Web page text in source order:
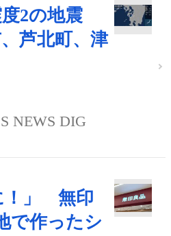
度2の地震
芦北町、津
NEWS DIG
！」 無印
で作ったシ